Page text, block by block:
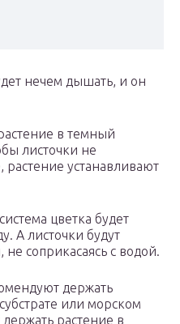
нечем дышать, и он
в темный
листочки не
растение устанавливают
цветка будет
А листочки будут
не соприкасаясь с водой.
держать
или морском
растение в